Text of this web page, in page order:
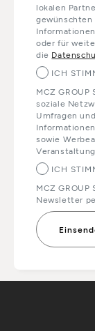
lokalen
oder für
die
ICH
MCZ GROUP
soziale
Umfragen
sowie
ICH
MCZ
Newsletter